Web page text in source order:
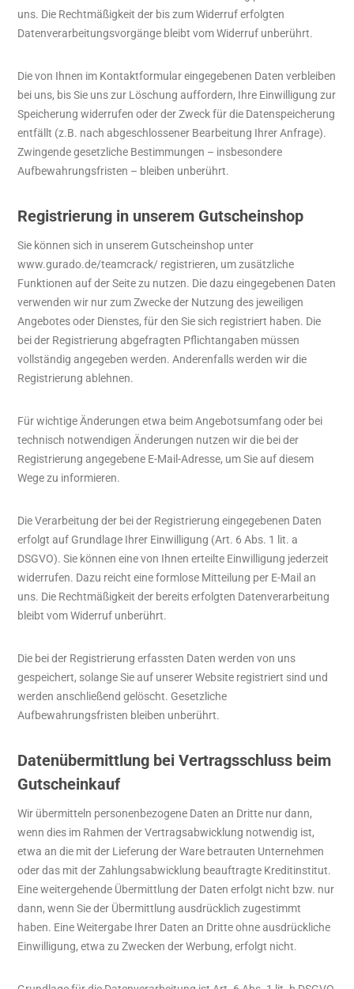
uns. Die Rechtmäßigkeit der bis zum Widerruf erfolgten
Datenverarbeitungsvorgänge bleibt vom Widerruf unberührt.
Die von Ihnen im Kontaktformular eingegebenen Daten verbleiben
bei uns, bis Sie uns zur Löschung auffordern, Ihre Einwilligung zur
Speicherung widerrufen oder der Zweck für die Datenspeicherung
entfällt (z.B. nach abgeschlossener Bearbeitung Ihrer Anfrage).
Zwingende gesetzliche Bestimmungen – insbesondere
Aufbewahrungsfristen – bleiben unberührt.
Registrierung in unserem Gutscheinshop
Sie können sich in unserem Gutscheinshop unter
www.gurado.de/teamcrack/ registrieren, um zusätzliche
Funktionen auf der Seite zu nutzen. Die dazu eingegebenen Daten
verwenden wir nur zum Zwecke der Nutzung des jeweiligen
Angebotes oder Dienstes, für den Sie sich registriert haben. Die
bei der Registrierung abgefragten Pflichtangaben müssen
vollständig angegeben werden. Anderenfalls werden wir die
Registrierung ablehnen.
Für wichtige Änderungen etwa beim Angebotsumfang oder bei
technisch notwendigen Änderungen nutzen wir die bei der
Registrierung angegebene E-Mail-Adresse, um Sie auf diesem
Wege zu informieren.
Die Verarbeitung der bei der Registrierung eingegebenen Daten
erfolgt auf Grundlage Ihrer Einwilligung (Art. 6 Abs. 1 lit. a
DSGVO). Sie können eine von Ihnen erteilte Einwilligung jederzeit
widerrufen. Dazu reicht eine formlose Mitteilung per E-Mail an
uns. Die Rechtmäßigkeit der bereits erfolgten Datenverarbeitung
bleibt vom Widerruf unberührt.
Die bei der Registrierung erfassten Daten werden von uns
gespeichert, solange Sie auf unserer Website registriert sind und
werden anschließend gelöscht. Gesetzliche
Aufbewahrungsfristen bleiben unberührt.
Datenübermittlung bei Vertragsschluss beim
Gutscheinkauf
Wir übermitteln personenbezogene Daten an Dritte nur dann,
wenn dies im Rahmen der Vertragsabwicklung notwendig ist,
etwa an die mit der Lieferung der Ware betrauten Unternehmen
oder das mit der Zahlungsabwicklung beauftragte Kreditinstitut.
Eine weitergehende Übermittlung der Daten erfolgt nicht bzw. nur
dann, wenn Sie der Übermittlung ausdrücklich zugestimmt
haben. Eine Weitergabe Ihrer Daten an Dritte ohne ausdrückliche
Einwilligung, etwa zu Zwecken der Werbung, erfolgt nicht.